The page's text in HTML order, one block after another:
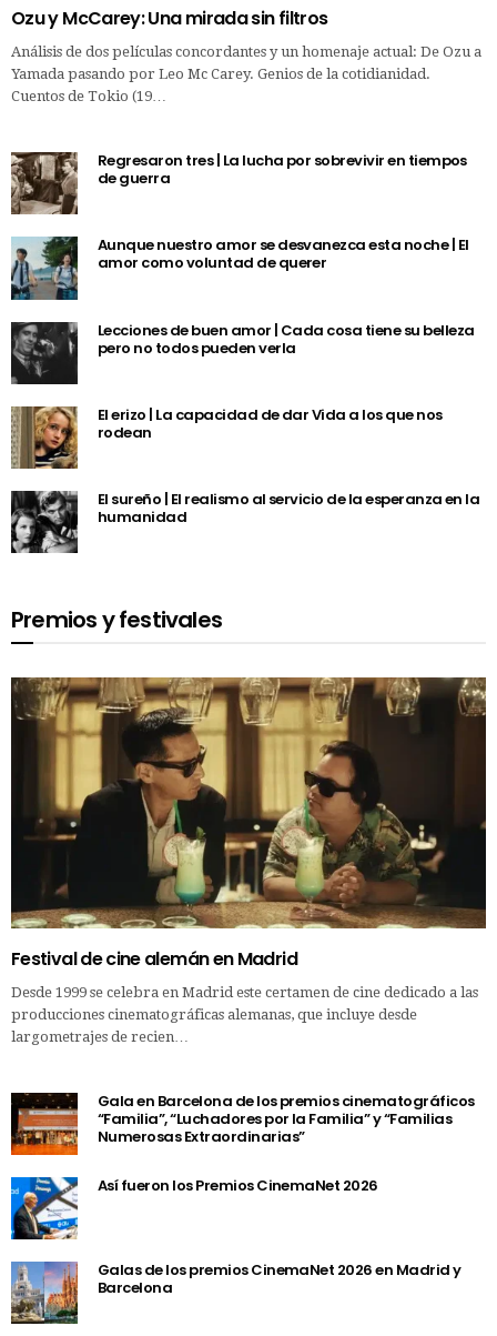
Ozu y McCarey: Una mirada sin filtros
Análisis de dos películas concordantes y un homenaje actual: De Ozu a
Yamada pasando por Leo Mc Carey. Genios de la cotidianidad.
Cuentos de Tokio (19…
Regresaron tres | La lucha por sobrevivir en tiempos
de guerra
Aunque nuestro amor se desvanezca esta noche | El
amor como voluntad de querer
Lecciones de buen amor | Cada cosa tiene su belleza
pero no todos pueden verla
El erizo | La capacidad de dar Vida a los que nos
rodean
El sureño | El realismo al servicio de la esperanza en la
humanidad
Premios y festivales
Festival de cine alemán en Madrid
Desde 1999 se celebra en Madrid este certamen de cine dedicado a las
producciones cinematográficas alemanas, que incluye desde
largometrajes de recien…
Gala en Barcelona de los premios cinematográficos
“Familia”, “Luchadores por la Familia” y “Familias
Numerosas Extraordinarias”
Así fueron los Premios CinemaNet 2026
Galas de los premios CinemaNet 2026 en Madrid y
Barcelona